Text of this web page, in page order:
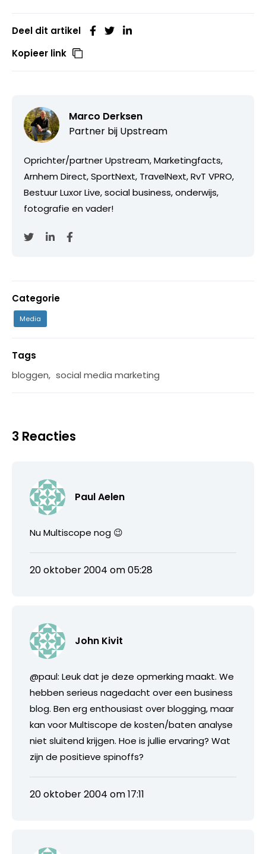
Deel dit artikel
Kopieer link
Marco Derksen
Partner bij Upstream
Oprichter/partner Upstream, Marketingfacts,
Arnhem Direct, SportNext, TravelNext, RvT VPRO,
Bestuur Luxor Live, social business, onderwijs,
fotografie en vader!
Categorie
Media
Tags
bloggen, social media marketing
3 Reacties
Paul Aelen
Nu Multiscope nog 😉
20 oktober 2004 om 05:28
John Kivit
@paul: Leuk dat je deze opmerking maakt. We
hebben serieus nagedacht over een business
blog. Ben erg enthousiast over blogging, maar
kan voor Multiscope de kosten/baten analyse
niet sluitend krijgen. Hoe is jullie ervaring? Wat
zijn de positieve spinoffs?
20 oktober 2004 om 17:11